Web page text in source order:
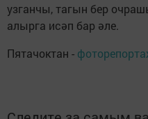
узганчы, тагын бер
алырга исәп бар әле.
Пятачоктан -